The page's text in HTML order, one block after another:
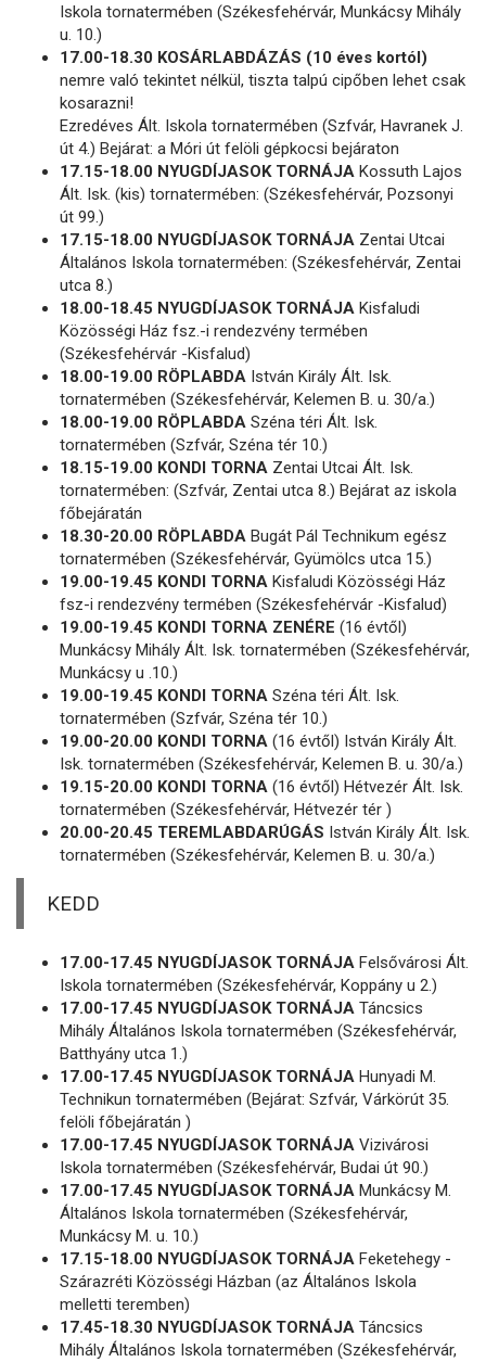
Iskola tornatermében (Székesfehérvár, Munkácsy Mihály
u. 10.)
17.00-18.30 KOSÁRLABDÁZÁS (10 éves kortól)
nemre való tekintet nélkül, tiszta talpú cipőben lehet csak
kosarazni!
Ezredéves Ált. Iskola tornatermében (Szfvár, Havranek J.
út 4.) Bejárat: a Móri út felöli gépkocsi bejáraton
17.15-18.00 NYUGDÍJASOK TORNÁJA Kossuth Lajos
Ált. Isk. (kis) tornatermében: (Székesfehérvár, Pozsonyi
út 99.)
17.15-18.00 NYUGDÍJASOK TORNÁJA Zentai Utcai
Általános Iskola tornatermében: (Székesfehérvár, Zentai
utca 8.)
18.00-18.45 NYUGDÍJASOK TORNÁJA Kisfaludi
Közösségi Ház fsz.-i rendezvény termében
(Székesfehérvár -Kisfalud)
18.00-19.00 RÖPLABDA István Király Ált. Isk.
tornatermében (Székesfehérvár, Kelemen B. u. 30/a.)
18.00-19.00 RÖPLABDA Széna téri Ált. Isk.
tornatermében (Szfvár, Széna tér 10.)
18.15-19.00 KONDI TORNA Zentai Utcai Ált. Isk.
tornatermében: (Szfvár, Zentai utca 8.) Bejárat az iskola
főbejáratán
18.30-20.00 RÖPLABDA Bugát Pál Technikum egész
tornatermében (Székesfehérvár, Gyümölcs utca 15.)
19.00-19.45 KONDI TORNA Kisfaludi Közösségi Ház
fsz-i rendezvény termében (Székesfehérvár -Kisfalud)
19.00-19.45 KONDI TORNA ZENÉRE (16 évtől)
Munkácsy Mihály Ált. Isk. tornatermében (Székesfehérvár,
Munkácsy u .10.)
19.00-19.45 KONDI TORNA Széna téri Ált. Isk.
tornatermében (Szfvár, Széna tér 10.)
19.00-20.00 KONDI TORNA (16 évtől) István Király Ált.
Isk. tornatermében (Székesfehérvár, Kelemen B. u. 30/a.)
19.15-20.00 KONDI TORNA (16 évtől) Hétvezér Ált. Isk.
tornatermében (Székesfehérvár, Hétvezér tér )
20.00-20.45 TEREMLABDARÚGÁS István Király Ált. Isk.
tornatermében (Székesfehérvár, Kelemen B. u. 30/a.)
KEDD
17.00-17.45 NYUGDÍJASOK TORNÁJA Felsővárosi Ált.
Iskola tornatermében (Székesfehérvár, Koppány u 2.)
17.00-17.45 NYUGDÍJASOK TORNÁJA Táncsics
Mihály Általános Iskola tornatermében (Székesfehérvár,
Batthyány utca 1.)
17.00-17.45 NYUGDÍJASOK TORNÁJA Hunyadi M.
Technikun tornatermében (Bejárat: Szfvár, Várkörút 35.
felöli főbejáratán )
17.00-17.45 NYUGDÍJASOK TORNÁJA Vizivárosi
Iskola tornatermében (Székesfehérvár, Budai út 90.)
17.00-17.45 NYUGDÍJASOK TORNÁJA Munkácsy M.
Általános Iskola tornatermében (Székesfehérvár,
Munkácsy M. u. 10.)
17.15-18.00 NYUGDÍJASOK TORNÁJA Feketehegy -
Szárazréti Közösségi Házban (az Általános Iskola
melletti teremben)
17.45-18.30 NYUGDÍJASOK TORNÁJA Táncsics
Mihály Általános Iskola tornatermében (Székesfehérvár,